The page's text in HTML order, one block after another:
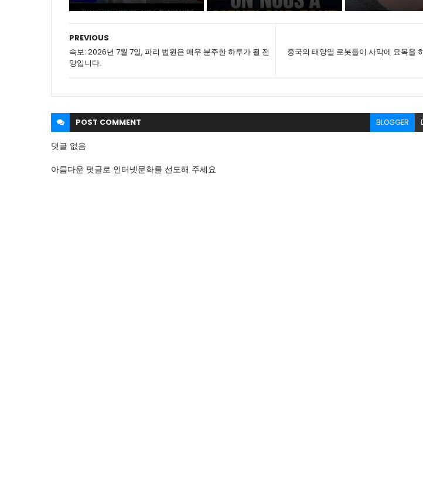
중국의 태양열 로봇들이 사막에 묘목을
PREVIOUS
속보: 2026년 7월 7일, 파리 법원은 매우 분주한 하루가 될 전
망입니다.
POST COMMENT BLOGGER
댓글 없음
아름다운 덧글로 인터넷문화를 선도해 주세요